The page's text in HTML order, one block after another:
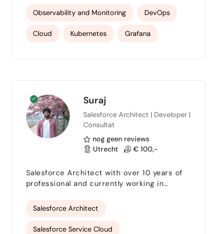
I help businesses build reliable, scalable
systems by implementing effective
monitoring, logging, and alerting solutions.
and performance is continuously optimized.
Observability and Monitoring DevOps
Cloud Kubernetes Grafana
Suraj
Salesforce Architect | Developer |
Consultat
nog geen reviews
Utrecht
€ 100,-
Salesforce Architect with over 10 years of
professional and currently working in
designing and implementing solutions that
Salesforce driven, agile and actionable
Salesforce Architect
Salesforce Service Cloud